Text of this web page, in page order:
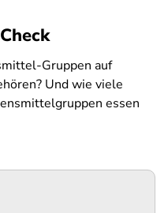
Gruppen auf
Und wie viele
essen